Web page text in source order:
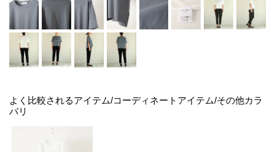
よく比較されるアイテム/コーディネートアイテム/その他カラ
バリ